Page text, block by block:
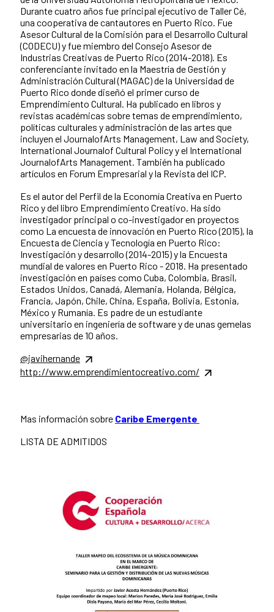
Durante cuatro años fue principal ejecutivo de Taller Cé,
una cooperativa de cantautores en Puerto Rico. Fue
Asesor Cultural de la Comisión para el Desarrollo Cultural
(CODECU) y fue miembro del Consejo Asesor de
Industrias Creativas de Puerto Rico (2014-2018). Es
conferenciante invitado en la Maestría de Gestión y
Administración Cultural (MAGAC) de la Universidad de
Puerto Rico donde diseñó el primer curso de
Emprendimiento Cultural. Ha publicado en libros y
revistas académicas sobre temas de emprendimiento,
políticas culturales y administración de las artes que
incluyen el JournalofArts Management, Law and Society,
International Journalof Cultural Policy y el International
JournalofArts Management. También ha publicado
artículos en Forum Empresarial y la Revista del ICP.
Es el autor del Perfil de la Economía Creativa en Puerto
Rico y del libro Emprendimiento Creativo. Ha sido
investigador principal o co-investigador en proyectos
como La encuesta de innovación en Puerto Rico (2015), la
Encuesta de Ciencia y Tecnología en Puerto Rico:
Investigación y desarrollo (2014-2015) y la Encuesta
mundial de valores en Puerto Rico - 2018. Ha presentado
investigación en países como Cuba, Colombia, Brasil,
Estados Unidos, Canadá, Alemania, Holanda, Bélgica,
Francia, Japón, Chile, China, España, Bolivia, Estonia,
México y Rumanía. Es padre de un estudiante
universitario en ingeniería de software y de unas gemelas
empresarias de 10 años.
@javihernande
http://www.emprendimientocreativo.com/
Mas información sobre Caribe Emergente
LISTA DE ADMITIDOS